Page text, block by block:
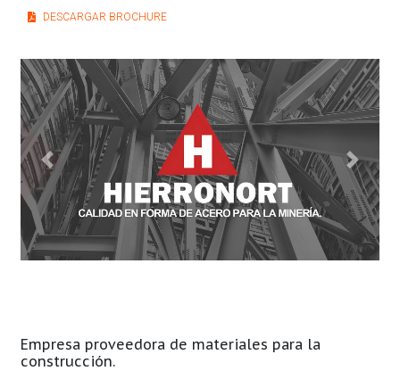
DESCARGAR BROCHURE
Previous Next
Empresa proveedora de materiales para la
construcción.